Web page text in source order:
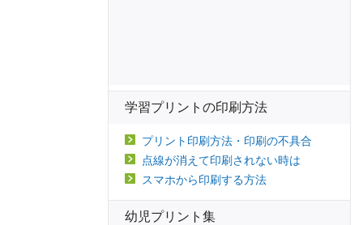
学習プリントの印刷方法
プリント印刷方法・印刷の不具合
点線が消えて印刷されない時は
スマホから印刷する方法
幼児プリント集